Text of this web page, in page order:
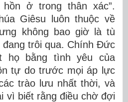
ở trong thân xác”.
Giêsu luôn thuộc về
không bao giờ là tù
đang trôi qua. Chính Đức
họ bằng tình yêu của
tự do trước mọi áp lực
trào lưu nhất thời, và
vì biết rằng điều chờ đợi